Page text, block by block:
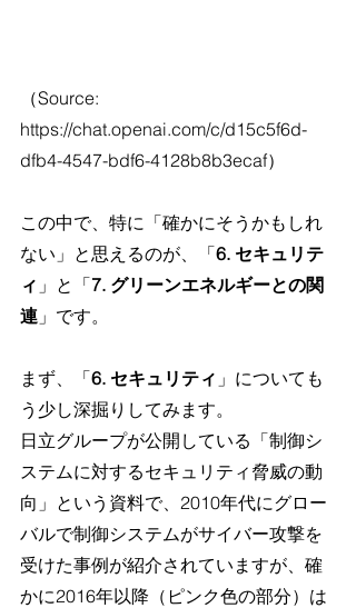
（Source:
https://chat.openai.com/c/d15c5f6d-
dfb4-4547-bdf6-4128b8b3ecaf）
この中で、特に「確かにそうかもしれ
ない」と思えるのが、「6. セキュリテ
ィ 」と「7. グリーンエネルギーとの関
連 」です。
まず、「6. セキュリティ 」についても
う少し深掘りしてみます。
日立グループが公開している「制御シ
ステムに対するセキュリティ脅威の動
向」という資料で、2010年代にグロー
バルで制御システムがサイバー攻撃を
受けた事例が紹介されていますが、確
かに2016年以降（ピンク色の部分）は